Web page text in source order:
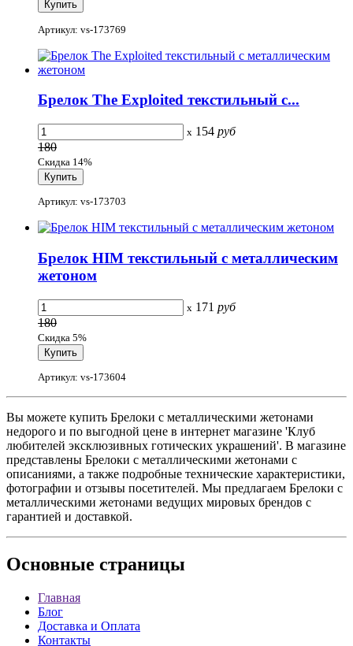
Артикул: vs-173769
Брелок The Exploited текстильный с...
x 154 руб
180
Скидка 14%
Артикул: vs-173703
Брелок HIM текстильный с металлическим
жетоном
x 171 руб
180
Скидка 5%
Артикул: vs-173604
Вы можете купить Брелоки с металлическими жетонами
недорого и по выгодной цене в интернет магазине 'Клуб
любителей эксклюзивных готических украшений'. В магазине
представлены Брелоки с металлическими жетонами с
описаниями, а также подробные технические характеристики,
фотографии и отзывы посетителей. Мы предлагаем Брелоки с
металлическими жетонами ведущих мировых брендов с
гарантией и доставкой.
Основные страницы
Главная
Блог
Доставка и Оплата
Контакты